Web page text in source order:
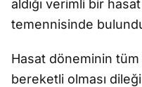
aldığı verimli bir
temennisinde
Hasat döneminin tüm
bereketli olması